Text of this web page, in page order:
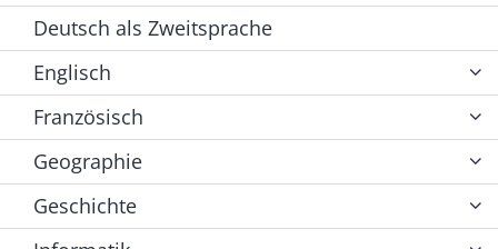
Deutsch als Zweitsprache
Englisch
Französisch
Geographie
Geschichte